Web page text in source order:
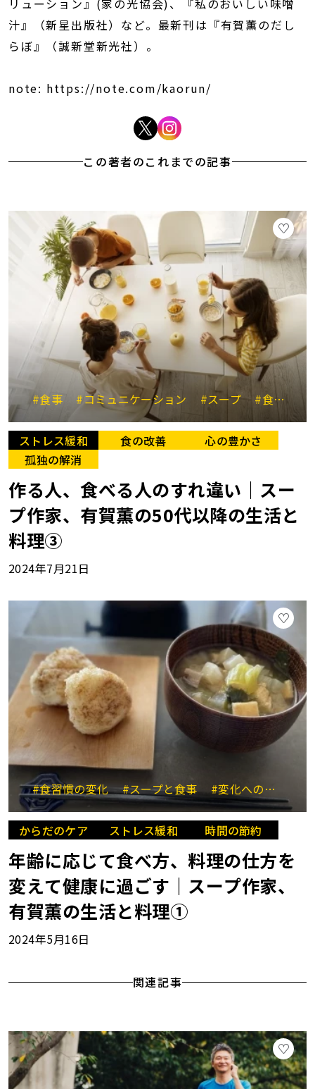
リューション』(家の光協会)、『私のおいしい味噌
汁』（新星出版社）など。最新刊は『有賀薫のだし
らぼ』（誠新堂新光社）。
note: https://note.com/kaorun/
この著者のこれまでの記事
#食事 #コミュニケーション #スープ #食の好み
ストレス緩和 食の改善
心の豊かさ
孤独の解消
作る人、食べる人のすれ違い｜スー
プ作家、有賀薫の50代以降の生活と
料理③
2024年7月21日
#食習慣の変化 #スープと食事 #変化への対応
からだのケア ストレス緩和 時間の節約
年齢に応じて食べ方、料理の仕方を
変えて健康に過ごす｜スープ作家、
有賀薫の生活と料理①
2024年5月16日
関連記事